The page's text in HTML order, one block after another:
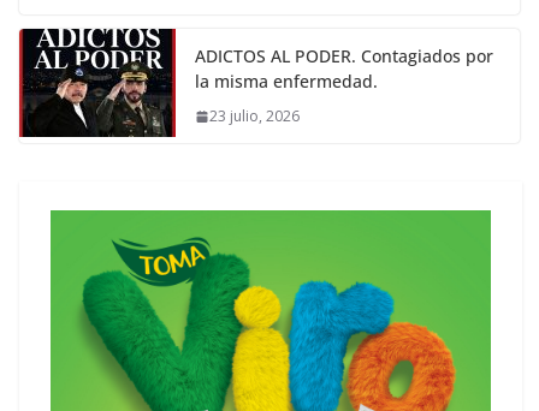
ADICTOS AL PODER. Contagiados por
la misma enfermedad.
23 julio, 2026